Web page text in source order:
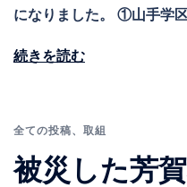
になりました。 ①山手学
続きを読む
全ての投稿、 取組
被災した芳